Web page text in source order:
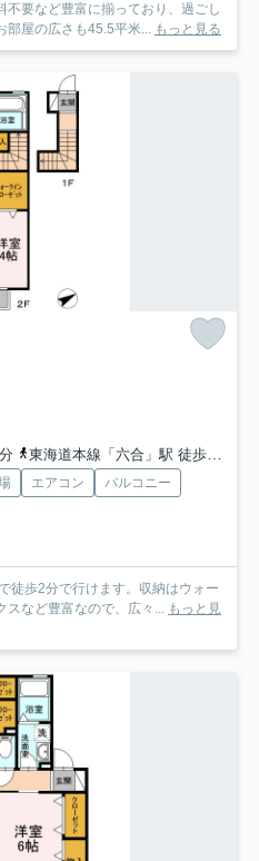
要など豊富に揃っており、過ごし
部屋の広さも45.5平米... もっと見る
東海道本線「六合」駅 徒歩65分
エアコン
バルコニー
徒歩2分で行けます。収納はウォー
スなど豊富なので、広々... もっと見